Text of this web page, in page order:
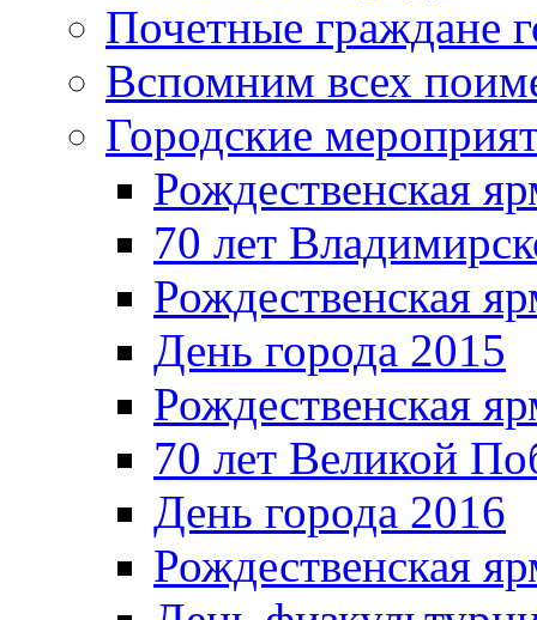
Почетные граждане
Вспомним всех
Городские
Рождественская
70 лет
Рождественская
День города 2015
Рождественская
70 лет Великой
День города 2016
Рождественская